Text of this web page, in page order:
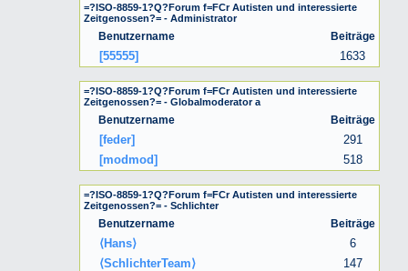
=?ISO-8859-1?Q?Forum f=FCr Autisten und interessierte
Zeitgenossen?= - Administrator
Benutzername Beiträge
[55555] 1633
=?ISO-8859-1?Q?Forum f=FCr Autisten und interessierte
Zeitgenossen?= - Globalmoderator a
Benutzername Beiträge
[feder]
291
[modmod]
518
=?ISO-8859-1?Q?Forum f=FCr Autisten und interessierte
Zeitgenossen?= - Schlichter
Benutzername Beiträge
⟨Hans⟩
6
⟨SchlichterTeam⟩
147